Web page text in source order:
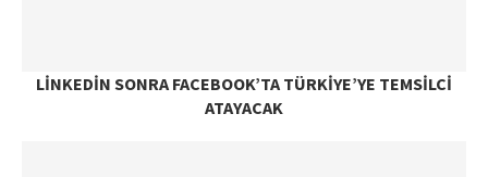
LINKEDIN SONRA FACEBOOK’TA TÜRKIYE’YE TEMSILCI
ATAYACAK